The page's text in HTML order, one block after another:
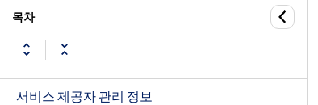
목차
서비스 제공자 관리 정보